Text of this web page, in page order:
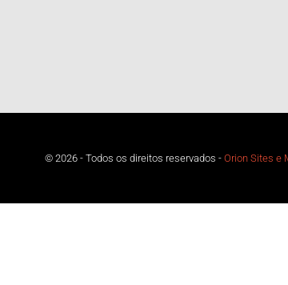
© 2026 - Todos os direitos reservados - Orion Sites e